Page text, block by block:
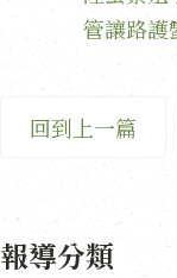
管讓路護
回到上一篇
報導分類